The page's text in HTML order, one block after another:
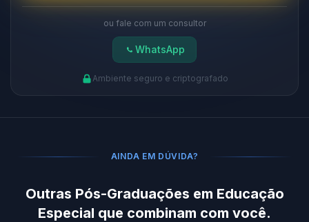
ou fale com um consultor
WhatsApp
Ambiente seguro e criptografado
AINDA EM DÚVIDA?
Outras Pós-Graduações em Educação
Especial que combinam com você.